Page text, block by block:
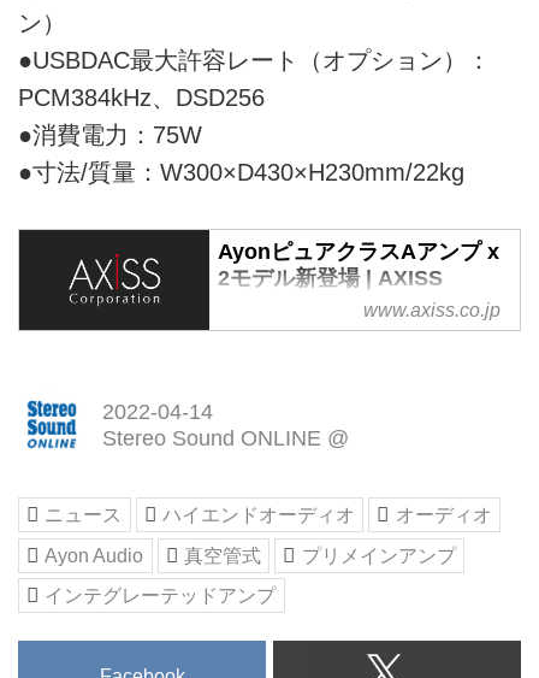
ン）
●USBDAC最大許容レート（オプション）：
PCM384kHz、DSD256
●消費電力：75W
●寸法/質量：W300×D430×H230mm/22kg
AyonピュアクラスAアンプ x
2モデル新登場 | AXISS
オーディオ輸入代理店 AXISS－
www.axiss.co.jp
2022-04-14
Stereo Sound ONLINE @
ニュース ハイエンドオーディオ
オーディオ
Ayon Audio
真空管式
プリメインアンプ
インテグレーテッドアンプ